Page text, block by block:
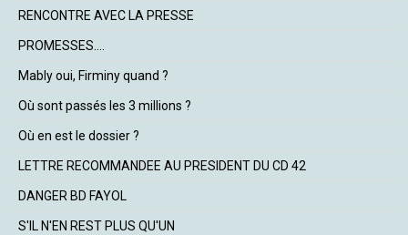
RENCONTRE AVEC LA PRESSE
PROMESSES....
Mably oui, Firminy quand ?
Où sont passés les 3 millions ?
Où en est le dossier ?
LETTRE RECOMMANDEE AU PRESIDENT DU CD 42
DANGER BD FAYOL
S'IL N'EN REST PLUS QU'UN